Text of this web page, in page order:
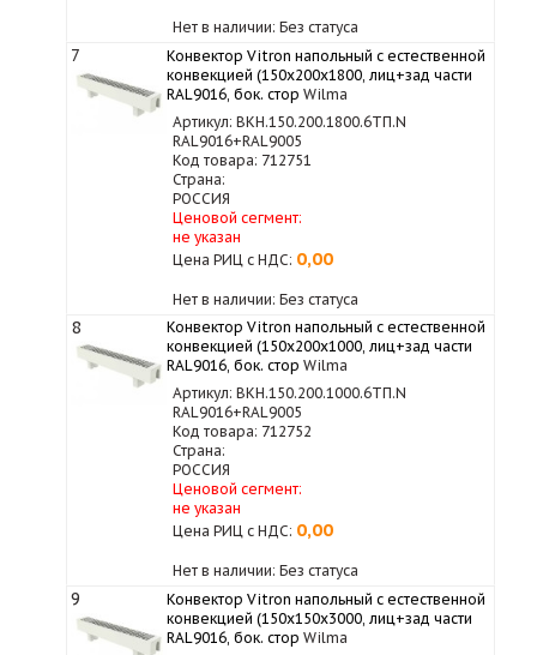
Нет в наличии: Без статуса
7
Конвектор Vitron напольный с естественной
конвекцией (150х200х1800, лиц+зад части
RAL9016, бок. стор Wilma
Артикул: ВКН.150.200.1800.6ТП.N
RAL9016+RAL9005
Код товара: 712751
Страна:
РОССИЯ
Ценовой сегмент:
не указан
Цена РИЦ с НДС: 0,00
Нет в наличии: Без статуса
8
Конвектор Vitron напольный с естественной
конвекцией (150х200х1000, лиц+зад части
RAL9016, бок. стор Wilma
Артикул: ВКН.150.200.1000.6ТП.N
RAL9016+RAL9005
Код товара: 712752
Страна:
РОССИЯ
Ценовой сегмент:
не указан
Цена РИЦ с НДС: 0,00
Нет в наличии: Без статуса
9
Конвектор Vitron напольный с естественной
конвекцией (150х150х3000, лиц+зад части
RAL9016, бок. стор Wilma